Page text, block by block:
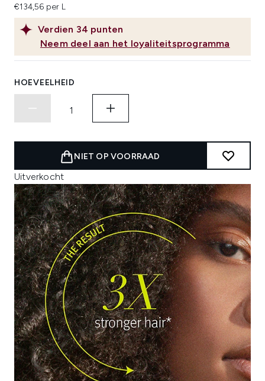
Verdien 34 punten
Neem deel aan het loyaliteitsprogramma
€134,56 per L
HOEVEELHEID
NIET OP VOORRAAD
Uitverkocht